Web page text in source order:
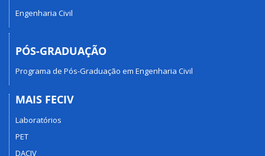
Engenharia Civil
PÓS-GRADUAÇÃO
Programa de Pós-Graduação em Engenharia Civil
MAIS FECIV
Laboratórios
PET
DACIV